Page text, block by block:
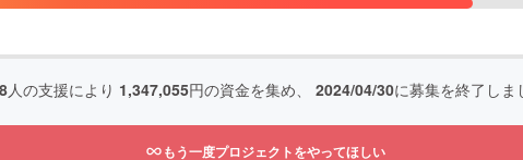
人の支援により 1,347,055円の資金を集め、 2024/04/30に募集を終了しま
もう一度プロジェクトをやってほしい